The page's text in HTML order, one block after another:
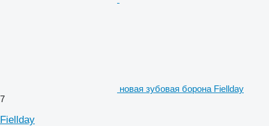
новая зубовая борона Fiellday
7
Fiellday